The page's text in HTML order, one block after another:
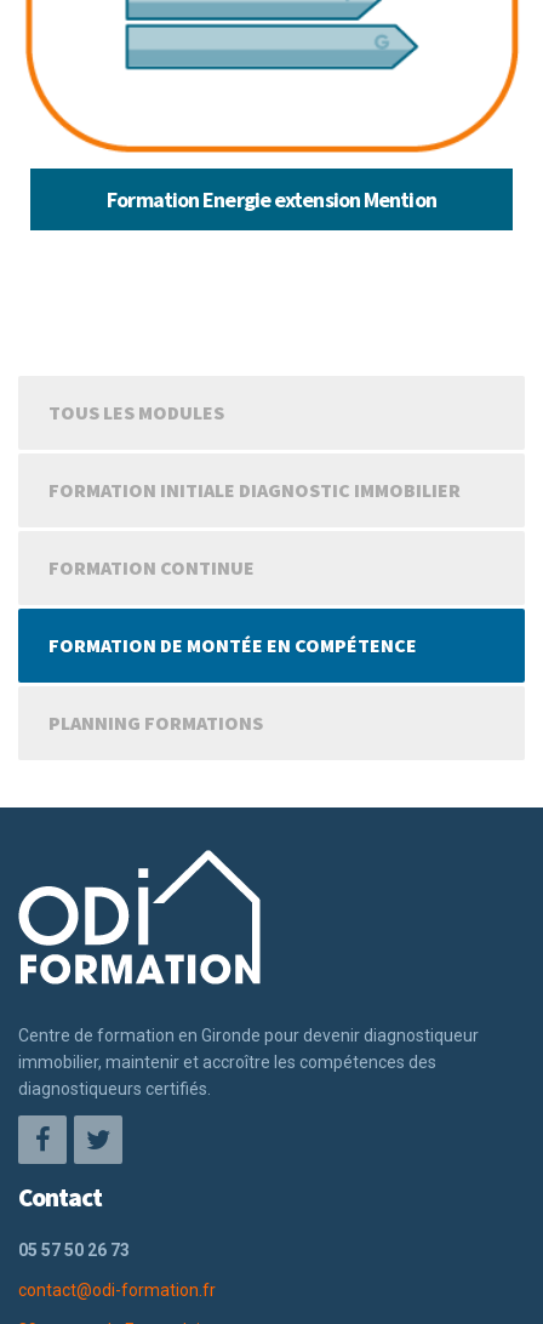
Formation Energie extension Mention
TOUS LES MODULES
FORMATION INITIALE DIAGNOSTIC IMMOBILIER
FORMATION CONTINUE
FORMATION DE MONTÉE EN COMPÉTENCE
PLANNING FORMATIONS
Centre de formation en Gironde pour devenir diagnostiqueur
immobilier, maintenir et accroître les compétences des
diagnostiqueurs certifiés.
Contact
05 57 50 26 73
contact@odi-formation.fr